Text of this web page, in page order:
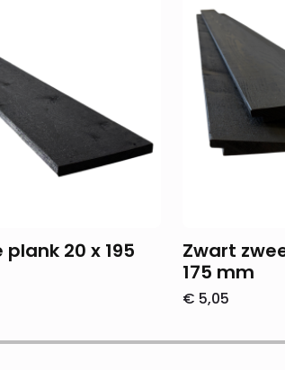
20 x 195
Zwart
175 mm
€ 5,05